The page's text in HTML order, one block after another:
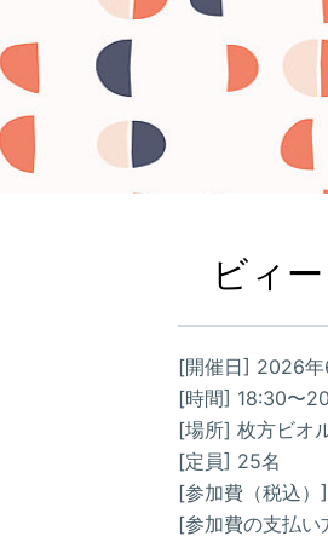
ビィ
[開催日] 2026年
[時間] 18:30〜
[場所] 枚方ビオ
[定員] 25名
[参加費（税込）
[参加費の支払